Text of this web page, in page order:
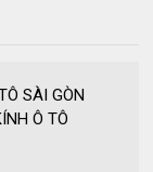
SÀI GÒN
Ô TÔ